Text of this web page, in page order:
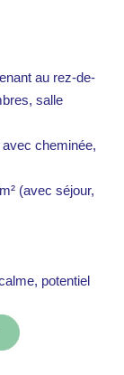
au rez-de-
salle
cheminée,
(avec séjour,
potentiel